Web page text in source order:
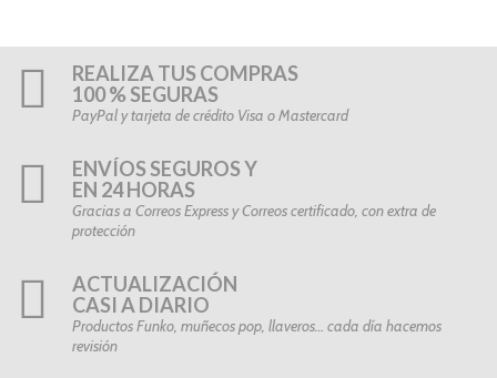
REALIZA TUS COMPRAS
100 % SEGURAS
PayPal y tarjeta de crédito Visa o Mastercard
ENVÍOS SEGUROS Y
EN 24 HORAS
Gracias a Correos Express y Correos certificado, con extra de
protección
ACTUALIZACIÓN
CASI A DIARIO
Productos Funko, muñecos pop, llaveros… cada día hacemos
revisión